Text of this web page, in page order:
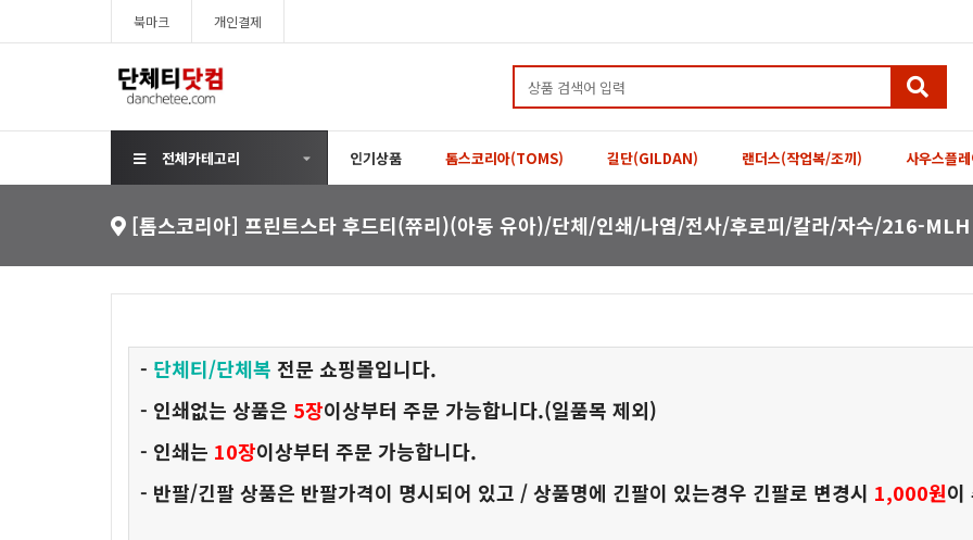
북마크 개인결제
전체카테고리 인기상품 톰스코리아(TOMS) 길단(GILDAN) 랜더스(작업복/조끼) 사우스플
[톰스코리아] 프린트스타 후드티(쮸리)(아동 유아)/단체/인쇄/나염/전사/후로피/칼라/자수/216-
- 단체티/단체복 전문 쇼핑몰입니다.
- 인쇄없는 상품은 5장이상부터 주문 가능합니다.(일품목 제외)
- 인쇄는 10장이상부터 주문 가능합니다.
- 반팔/긴팔 상품은 반팔가격이 명시되어 있고 / 상품명에 긴팔이 있는경우 긴팔로 변경시 1,000원이